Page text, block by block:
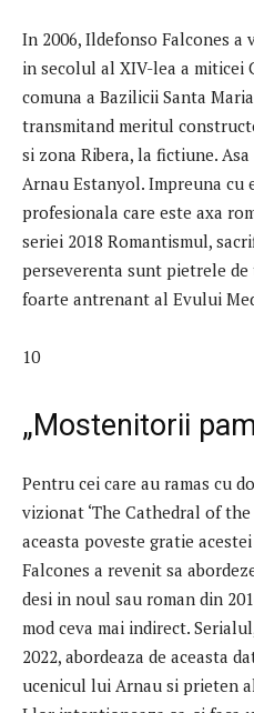
In 2006, Ildefonso Falcones
in secolul al XIV-lea a miticei
comuna a Bazilicii Santa
transmitand meritul
si zona Ribera, la fictiune.
Arnau Estanyol. Impreuna cu
profesionala care este axa
seriei 2018 Romantismul,
perseverenta sunt pietrele
foarte antrenant al Evului
10
„Mostenitorii
Pentru cei care au ramas cu
vizionat ‘The Cathedral of the
aceasta poveste gratie
Falcones a revenit sa
desi in noul sau roman din
mod ceva mai indirect.
2022, abordeaza de aceasta
ucenicul lui Arnau si prieten